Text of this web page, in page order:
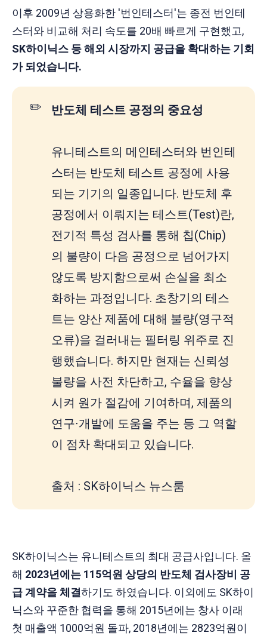
이후 2009년 상용화한 '번인테스터'는 종전 번인테
스터와 비교해 처리 속도를 20배 빠르게 구현했고,
SK하이닉스 등 해외 시장까지 공급을 확대하는 기회
가 되었습니다.
✏️ 반도체 테스트 공정의 중요성
유니테스트의 메인테스터와 번인테
스터는 반도체 테스트 공정에 사용
되는 기기의 일종입니다. 반도체 후
공정에서 이뤄지는 테스트(Test)란,
전기적 특성 검사를 통해 칩(Chip)
의 불량이 다음 공정으로 넘어가지
않도록 방지함으로써 손실을 최소
화하는 과정입니다. 초창기의 테스
트는 양산 제품에 대해 불량(영구적
오류)을 걸러내는 필터링 위주로 진
행했습니다. 하지만 현재는 신뢰성
불량을 사전 차단하고, 수율을 향상
시켜 원가 절감에 기여하며, 제품의
연구∙개발에 도움을 주는 등 그 역할
이 점차 확대되고 있습니다.
출처 : SK하이닉스 뉴스룸
SK하이닉스는 유니테스트의 최대 공급사입니다. 올
해 2023년에는 115억원 상당의 반도체 검사장비 공
급 계약을 체결하기도 하였습니다. 이외에도 SK하이
닉스와 꾸준한 협력을 통해 2015년에는 창사 이래
첫 매출액 1000억원 돌파, 2018년에는 2823억원이